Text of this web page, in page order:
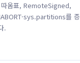
옴표, RemoteSigned,
를 증
.